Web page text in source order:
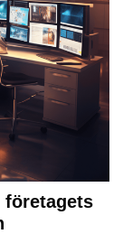
företagets